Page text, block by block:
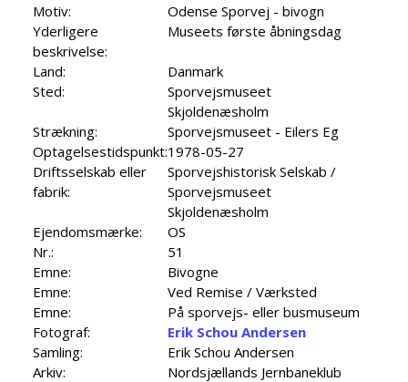
Motiv:
Odense Sporvej - bivogn
Yderligere
beskrivelse:
Museets første åbningsdag
Land:
Danmark
Sted:
Sporvejsmuseet
Skjoldenæsholm
Strækning:
Sporvejsmuseet - Eilers Eg
Optagelsestidspunkt:1978-05-27
Driftsselskab eller
fabrik:
Sporvejshistorisk Selskab /
Sporvejsmuseet
Skjoldenæsholm
Ejendomsmærke:
OS
Nr.:
51
Emne:
Bivogne
Emne:
Ved Remise / Værksted
Emne:
På sporvejs- eller busmuseum
Fotograf:
Erik Schou Andersen
Samling:
Erik Schou Andersen
Arkiv:
Nordsjællands Jernbaneklub